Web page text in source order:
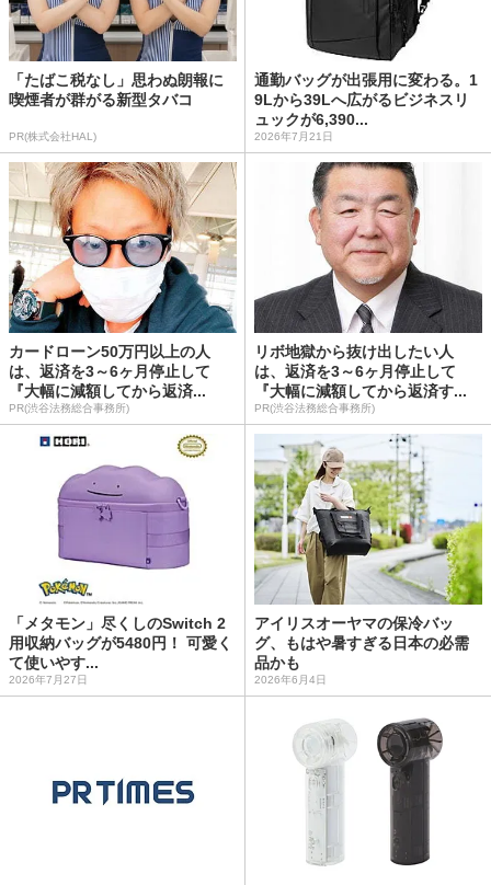
「たばこ税なし」思わぬ朗報に
喫煙者が群がる新型タバコ
PR(株式会社HAL)
通勤バッグが出張用に変わる。1
9Lから39Lへ広がるビジネスリ
ュックが6,390...
2026年7月21日
カードローン50万円以上の人
は、返済を3～6ヶ月停止して
『大幅に減額してから返済...
PR(渋谷法務総合事務所)
リボ地獄から抜け出したい人
は、返済を3～6ヶ月停止して
『大幅に減額してから返済す...
PR(渋谷法務総合事務所)
「メタモン」尽くしのSwitch 2
用収納バッグが5480円！ 可愛く
て使いやす...
2026年7月27日
アイリスオーヤマの保冷バッ
グ、もはや暑すぎる日本の必需
品かも
2026年6月4日